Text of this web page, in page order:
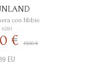
con fibbie
6281
€43,90 €
EU